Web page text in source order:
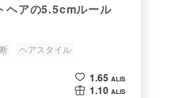
ヘアの5.5cmルール
ヘアスタイル
ない人
1.65 ALIS
1.10 ALIS